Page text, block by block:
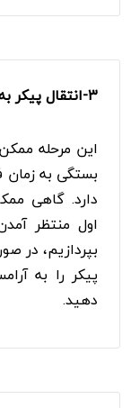
۳- انتقال پیکر
این مرحله
بستگی به زمان
دارد. گاهی
اول منتظر
بپردازیم، در
پیکر را به
دهید.